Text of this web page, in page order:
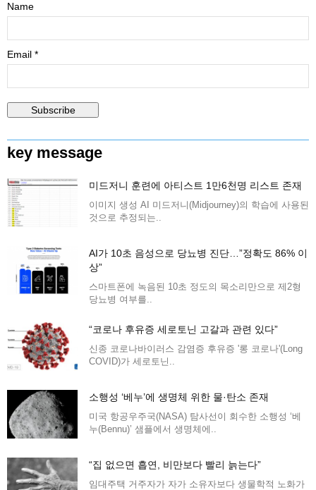
Name
Email *
key message
미드저니 훈련에 아티스트 1만6천명 리스트 존재
이미지 생성 AI 미드저니(Midjourney)의 학습에 사용된
것으로 추정되는..
AI가 10초 음성으로 당뇨병 진단…”정확도 86% 이
상”
스마트폰에 녹음된 10초 정도의 목소리만으로 제2형
당뇨병 여부를..
“코로나 후유증 세로토닌 고갈과 관련 있다”
신종 코로나바이러스 감염증 후유증 '롱 코로나'(Long
COVID)가 세로토닌..
소행성 ‘베누’에 생명체 위한 물·탄소 존재
미국 항공우주국(NASA) 탐사선이 회수한 소행성 ‘베
누(Bennu)’ 샘플에서 생명체에..
“집 없으면 흡연, 비만보다 빨리 늙는다”
임대주택 거주자가 자가 소유자보다 생물학적 노화가